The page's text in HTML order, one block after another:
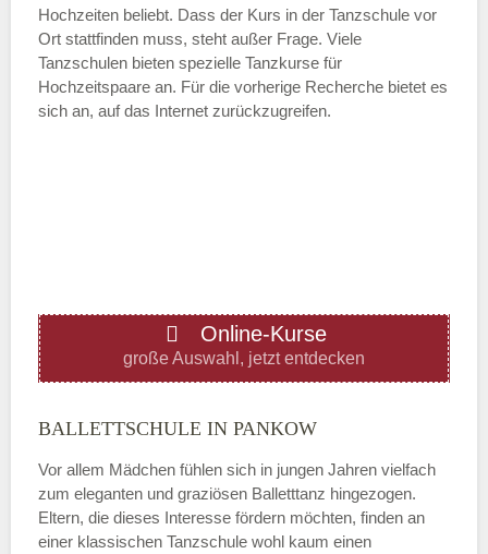
—
ÖFFNUNGSZEITEN HINZUFÜGEN
Donnerstag
—
ÖFFNUNGSZEITEN HINZUFÜGEN
Freitag
Hochzeiten beliebt. Dass der Kurs in der Tanzschule vor
Ort stattfinden muss, steht außer Frage. Viele
Tanzschulen bieten spezielle Tanzkurse für
Hochzeitspaare an. Für die vorherige Recherche bietet es
sich an, auf das Internet zurückzugreifen.
Online-Kurse
große Auswahl, jetzt entdecken
BALLETTSCHULE IN PANKOW
Vor allem Mädchen fühlen sich in jungen Jahren vielfach
zum eleganten und graziösen Balletttanz hingezogen.
Eltern, die dieses Interesse fördern möchten, finden an
einer klassischen Tanzschule wohl kaum einen